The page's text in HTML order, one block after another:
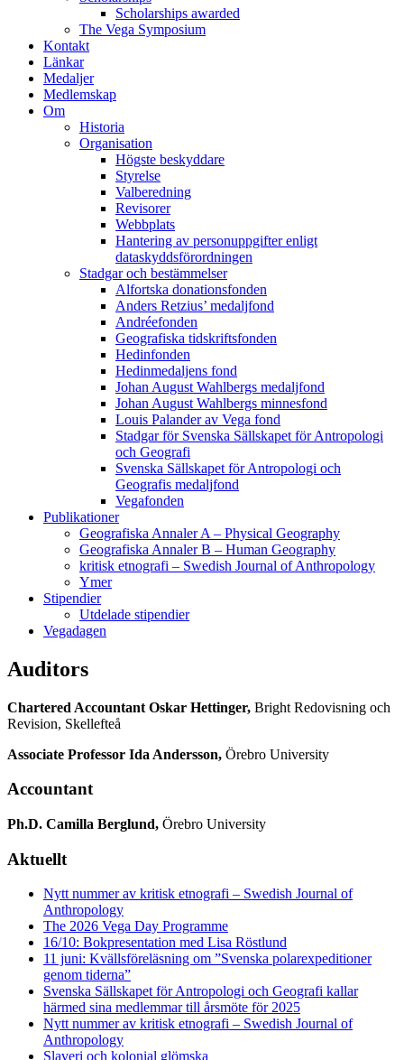
Scholarships awarded
The Vega Symposium
Kontakt
Länkar
Medaljer
Medlemskap
Om
Historia
Organisation
Högste beskyddare
Styrelse
Valberedning
Revisorer
Webbplats
Hantering av personuppgifter enligt
dataskyddsförordningen
Stadgar och bestämmelser
Alfortska donationsfonden
Anders Retzius’ medaljfond
Andréefonden
Geografiska tidskriftsfonden
Hedinfonden
Hedinmedaljens fond
Johan August Wahlbergs medaljfond
Johan August Wahlbergs minnesfond
Louis Palander av Vega fond
Stadgar för Svenska Sällskapet för Antropologi
och Geografi
Svenska Sällskapet för Antropologi och
Geografis medaljfond
Vegafonden
Publikationer
Geografiska Annaler A – Physical Geography
Geografiska Annaler B – Human Geography
kritisk etnografi – Swedish Journal of Anthropology
Ymer
Stipendier
Utdelade stipendier
Vegadagen
Auditors
Chartered Accountant Oskar Hettinger, Bright Redovisning och
Revision, Skellefteå
Associate Professor Ida Andersson, Örebro University
Accountant
Ph.D. Camilla Berglund, Örebro University
Aktuellt
Nytt nummer av kritisk etnografi – Swedish Journal of
Anthropology
The 2026 Vega Day Programme
16/10: Bokpresentation med Lisa Röstlund
11 juni: Kvällsföreläsning om ”Svenska polarexpeditioner
genom tiderna”
Svenska Sällskapet för Antropologi och Geografi kallar
härmed sina medlemmar till årsmöte för 2025
Nytt nummer av kritisk etnografi – Swedish Journal of
Anthropology
Slaveri och kolonial glömska